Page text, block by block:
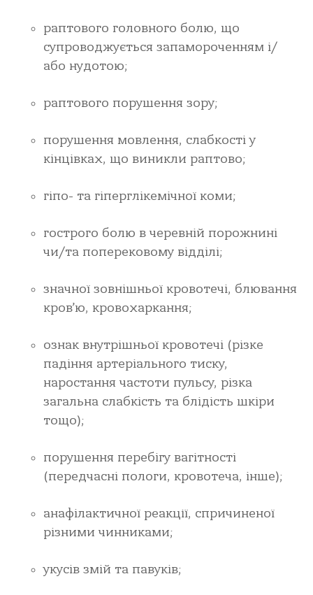
раптового головного болю, що
супроводжується запамороченням і/
або нудотою;
раптового порушення зору;
порушення мовлення, слабкості у
кінцівках, що виникли раптово;
гіпо- та гіперглікемічної коми;
гострого болю в черевній порожнині
чи/та поперековому відділі;
значної зовнішньої кровотечі, блювання
кров’ю, кровохаркання;
ознак внутрішньої кровотечі (різке
падіння артеріального тиску,
наростання частоти пульсу, різка
загальна слабкість та блідість шкіри
тощо);
порушення перебігу вагітності
(передчасні пологи, кровотеча, інше);
анафілактичної реакції, спричиненої
різними чинниками;
укусів змій та павуків;